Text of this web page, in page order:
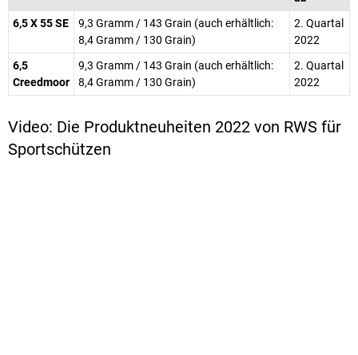
6,5 X 55 SE
9,3 Gramm / 143 Grain (auch erhältlich:
8,4 Gramm / 130 Grain)
2. Quartal
2022
6,5
Creedmoor
9,3 Gramm / 143 Grain (auch erhältlich:
8,4 Gramm / 130 Grain)
2. Quartal
2022
Video: Die Produktneuheiten 2022 von RWS für
Sportschützen